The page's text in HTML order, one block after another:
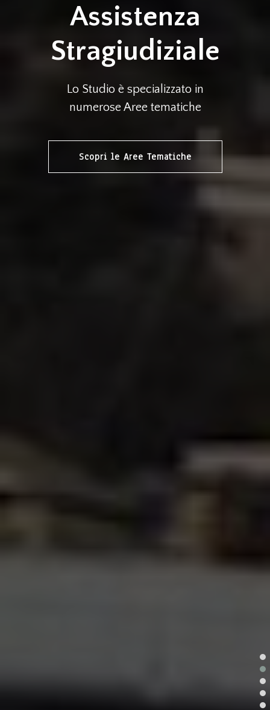
Assistenza
Stragiudiziale
Lo Studio è specializzato in
numerose Aree tematiche
Scopri le Aree Tematiche